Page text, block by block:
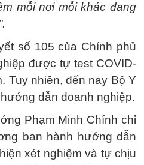
mỗi nơi mỗi khác đang
số 105 của Chính phủ
được tự test COVID-
Tuy nhiên, đến nay Bộ Y
dẫn doanh nghiệp.
Phạm Minh Chính chỉ
ban hành hướng dẫn
xét nghiệm và tự chịu